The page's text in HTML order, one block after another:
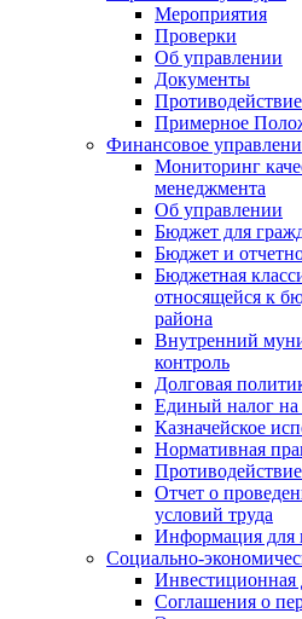
Мероприятия
Проверки
Об управлении
Документы
Примерное
Финансовое
Мониторинг
менеджмента
Об управлении
Бюджет для
Бюджет и
Бюджетная
относящейся к
района
Внутренний
контроль
Долговая
Единый налог
Казначейское
Нормативная
Отчет о
условий труда
Информация для
Социально-
Инвестиционная
Соглашения о